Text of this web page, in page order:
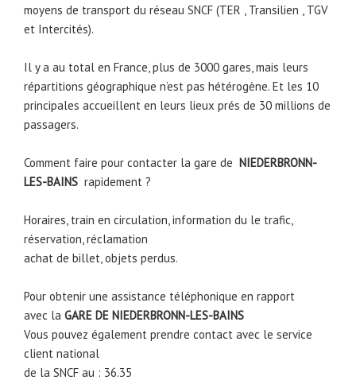
moyens de transport du réseau SNCF (TER , Transilien , TGV
et Intercités).
Il y a au total en France, plus de 3000 gares, mais leurs
répartitions géographique n’est pas hétérogène. Et les 10
principales accueillent en leurs lieux prés de 30 millions de
passagers.
Comment faire pour contacter la gare de NIEDERBRONN-
LES-BAINS rapidement ?
Horaires, train en circulation, information du le trafic,
réservation, réclamation
achat de billet, objets perdus.
Pour obtenir une assistance téléphonique en rapport
avec la GARE DE NIEDERBRONN-LES-BAINS
Vous pouvez également prendre contact avec le service
client national
de la SNCF au : 36.35